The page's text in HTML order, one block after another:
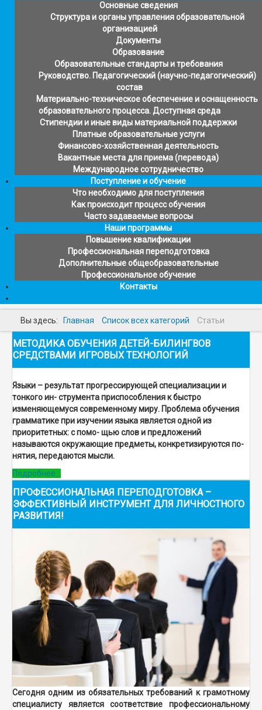
Основные сведения
Структура и органы управления образовательной
организацией
Документы
Образование
Образовательные стандарты и требования
Руководство. Педагогический (научно-педагогический)
состав
Материально-техническое обеспечение и оснащенность
образовательного процесса. Доступная среда
Стипендии и иные виды материальной поддержки
Платные образовательные услуги
Финансово-хозяйственная деятельность
Вакантные места для приема (перевода)
Международное сотрудничество
Поступление и обучение
Что необходимо для поступления
Как происходит процесс обучения
Часто задаваемые вопросы
Наши программы
Повышение квалификации
Профессиональная переподготовка
Дополнительные общеобразовательные
Профессиональное обучение
Контакты
Вы здесь: Главная Список всех категорий Статьи
МЕТОДИКА ОБУЧЕНИЯ ДЕТЕЙ-БИЛИНГВОВ
СРЕДСТВАМИ ИГРОВЫХ ТЕХНОЛОГИЙ
Языки – результат прогрессирующей специализации и
тонкого ин- струмента приспособления к быстро
изменяющемуся современному миру. Проблема обучения
грамматике при изучении языка является одной из
приоритетных: с помо- щью слов и предложений
называются окружающие предметы, конкретизируются по-
нятия, передаются мысли.
Подробнее...
ПРОФЕССИОНАЛЬНАЯ ПЕРЕПОДГОТОВКА –
ЭФФЕКТИВНЫЙ ИНСТРУМЕНТ ДЛЯ ЛИЧНОСТНОГО
РАЗВИТИЯ!
Сегодня одним из обязательных требований к грамотному
специалисту является соответствие профессиональному